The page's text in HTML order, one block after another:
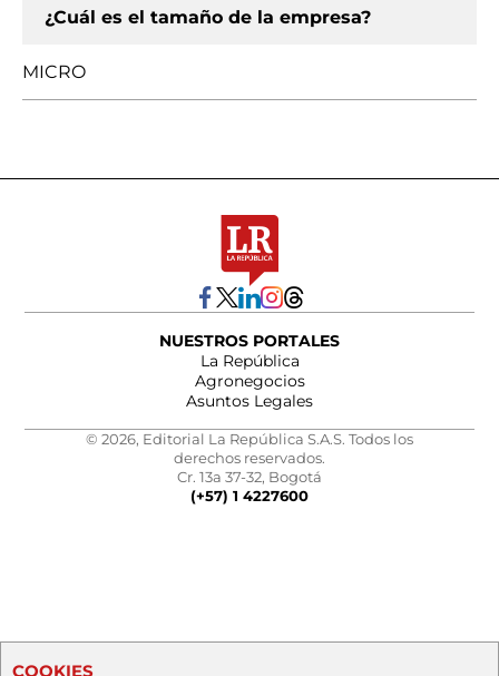
¿Cuál es el tamaño de la empresa?
MICRO
NUESTROS PORTALES
La República
Agronegocios
Asuntos Legales
© 2026, Editorial La República S.A.S. Todos los
derechos reservados.
Cr. 13a 37-32, Bogotá
(+57) 1 4227600
COOKIES